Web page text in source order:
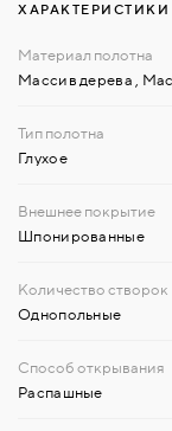
ХАРАКТЕРИСТИКИ
Массив дерева
Глухое
Шпонированные
Однопольные
Распашные